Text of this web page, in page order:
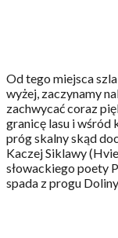
Od tego miejsca
wyżej, zaczynamy
zachwycać coraz
granicę lasu i wśród
próg skalny skąd
Kaczej Siklawy
słowackiego poety
spada z progu